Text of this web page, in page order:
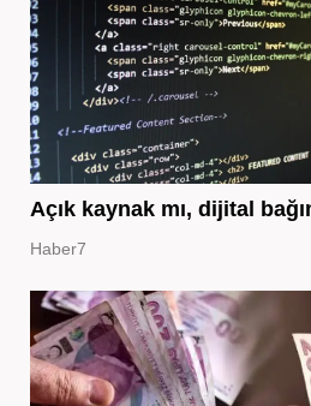
Açık kaynak mı, dijital
Haber7